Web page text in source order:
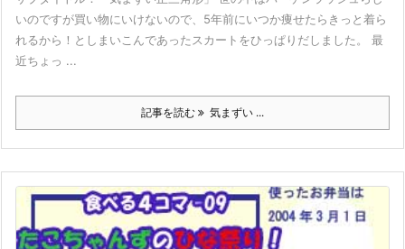
いのですが買い物にいけないので、5年前にいつか痩せたらきっと着ら
れるから！としまいこんであったスカートをひっぱりだしました。 最
近ちょっ ...
記事を読む 気まずい ...